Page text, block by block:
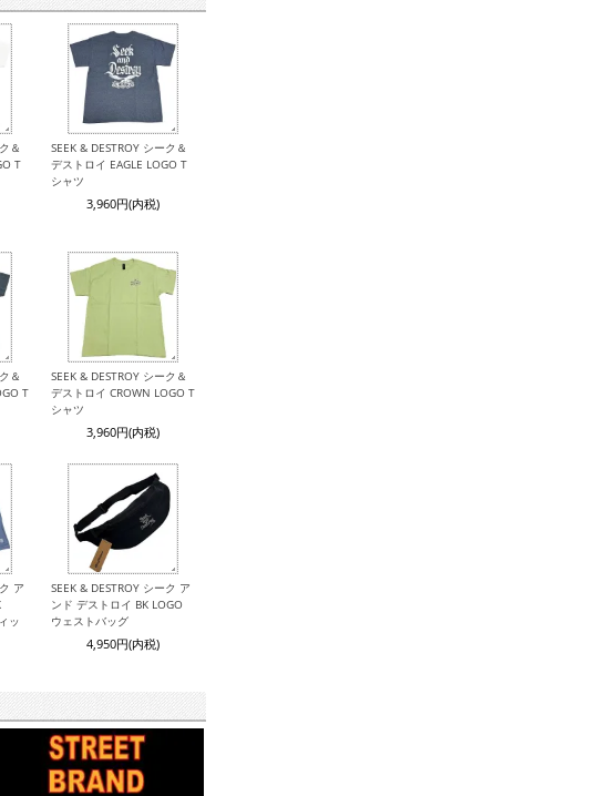
＆
T
SEEK & DESTROY シーク＆
デストロイ EAGLE LOGO T
シャツ
3,960円(内税)
＆
T
SEEK & DESTROY シーク＆
デストロイ CROWN LOGO T
シャツ
3,960円(内税)
ア
ッ
SEEK & DESTROY シーク ア
ンド デストロイ BK LOGO
ウェストバッグ
4,950円(内税)